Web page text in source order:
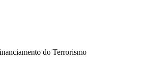
do Terrorismo